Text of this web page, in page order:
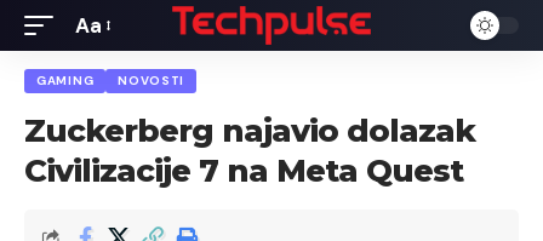
Font
Resizer
Aa
GAMING NOVOSTI
Zuckerberg najavio dolazak
Civilizacije 7 na Meta Quest